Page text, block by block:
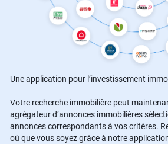
Une application pour l’investissement
Votre recherche immobilière peut
agrégateur d’annonces immobilières
annonces correspondants à vos critères.
où que vous soyez grâce à notre